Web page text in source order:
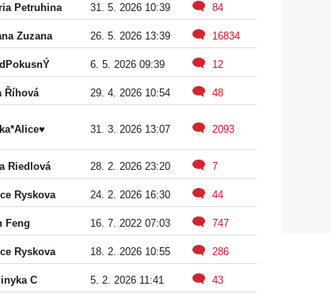
Petruhina 31. 5. 2026 10:39 84
Zuzana 26. 5. 2026 13:39 16834
6. 5. 2026 09:39 12
Říhová 29. 4. 2026 10:54 48
31. 3. 2026 13:07 2093
Riedlová 28. 2. 2026 23:20 7
Ryskova 24. 2. 2026 16:30 44
Feng 16. 7. 2022 07:03 747
Ryskova 18. 2. 2026 10:55 286
C 5. 2. 2026 11:41 43